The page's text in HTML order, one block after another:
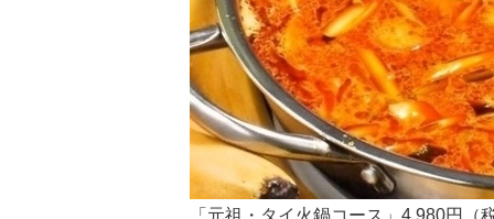
「元祖・タイ火鍋コース」4,980円（